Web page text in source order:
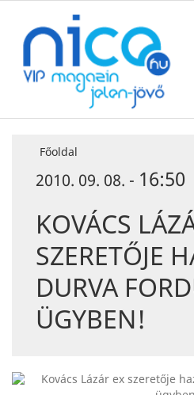
Főoldal
2010. 09. 08. - 16:50
KOVÁCS
SZERETŐJE
DURVA
ÜGYBEN!